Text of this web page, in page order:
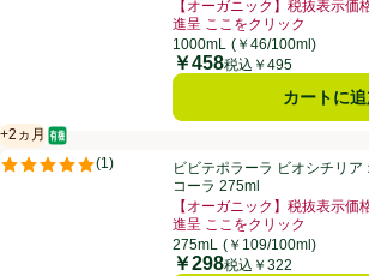
【オーガニック】税抜表示価
進呈 ここをクリック
お買い得品名：【オーガニッ
1000mL (￥46/100ml)
価格
￥458税込￥495
カートに
ビビテポラーラ ビオシチリア オーガニッククラ
+2ヵ月
賞味・消費期限保証：2ヵ月
オーガニック/有機
(1)
評価は1件のレビューで5点中5.0点。ビビテポラーラ ビオシチリア
コーラ 275ml
【オーガニック】税抜表示価
進呈 ここをクリック
お買い得品名：【オーガニッ
275mL (￥109/100ml)
価格
￥298税込￥322